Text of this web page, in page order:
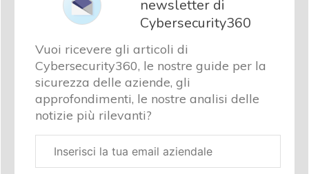
newsletter di
Cybersecurity360
Vuoi ricevere gli articoli di
Cybersecurity360, le nostre guide per la
sicurezza delle aziende, gli
approfondimenti, le nostre analisi delle
notizie più rilevanti?
aziendale